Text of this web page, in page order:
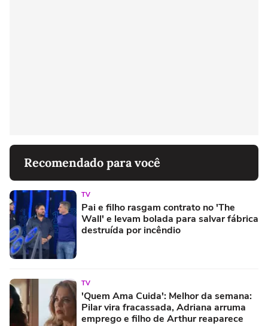
Recomendado para você
TV
Pai e filho rasgam contrato no 'The
Wall' e levam bolada para salvar fábrica
destruída por incêndio
TV
'Quem Ama Cuida': Melhor da semana:
Pilar vira fracassada, Adriana arruma
emprego e filho de Arthur reaparece